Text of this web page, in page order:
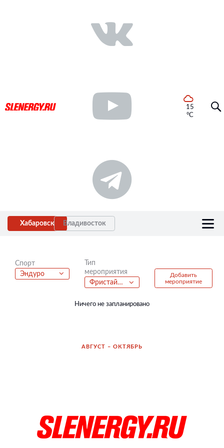
15
°C
Хабаровск Владивосток
Спорт
Эндуро
Тип
мероприятия
Фристайл батлы
Добавить
мероприятие
Ничего не запланировано
АВГУСТ – ОКТЯБРЬ